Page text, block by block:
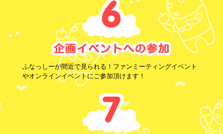
ふなっしーが間近で見られる！ファンミーティングイベント
やオンラインイベントにご参加頂けます！